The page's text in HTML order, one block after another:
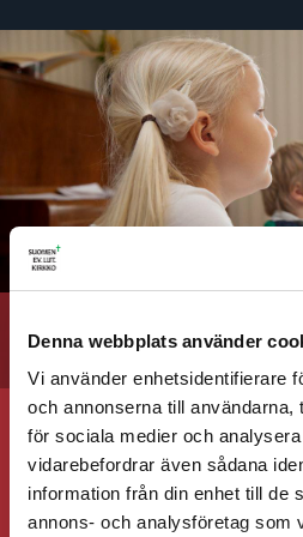
Denna webbplats använder
Vi använder enhetsidentifierare
och annonserna till användarna,
för sociala medier och
vidarebefordrar även sådana
information från din enhet till de
annons- och analysföretag som
Barn
Psalm 153 – Måne och sol
Psalm 390 – Tryggare kan